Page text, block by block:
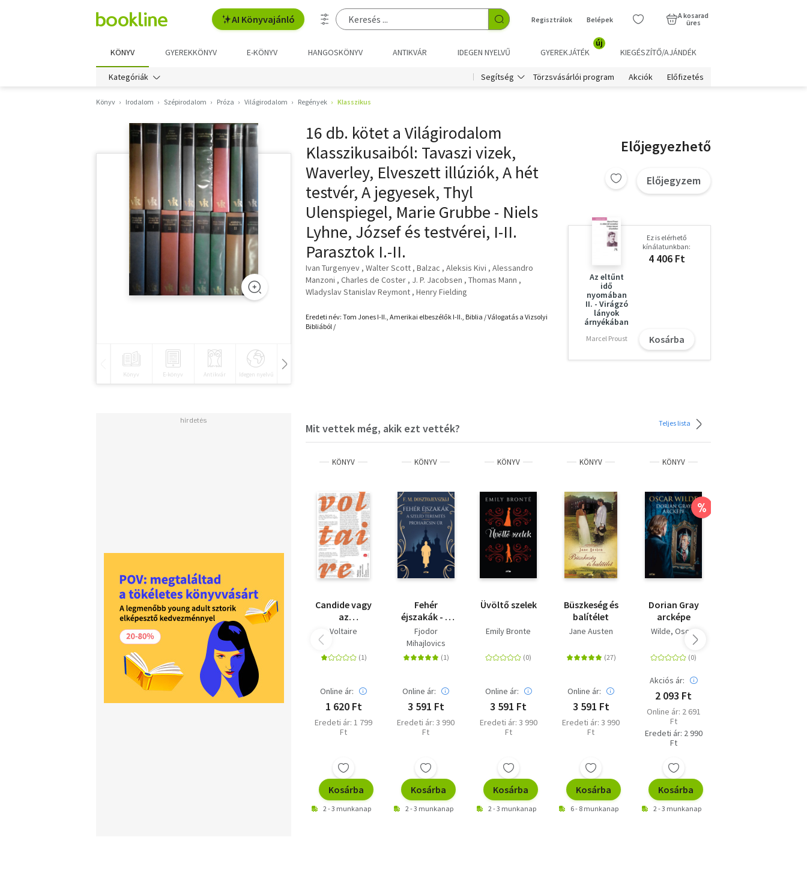
AI Könyvajánló Regisztrálok Belépek
A kosarad
üres
KÖNYV GYEREKKÖNYV E-KÖNYV HANGOSKÖNYV ANTIKVÁR IDEGEN NYELVŰ GYEREKJÁTÉK
új
KIEGÉSZÍTŐ/AJÁNDÉK
Kategóriák Segítség Törzsvásárlói program Akciók Előfizetés
Könyv Irodalom Szépirodalom Próza Világirodalom Regények Klasszikus
Könyv E-könyv Antikvár Idegen nyelvű
16 db. kötet a Világirodalom
Klasszikusaiból: Tavaszi vizek,
Waverley, Elveszett illúziók, A hét
testvér, A jegyesek, Thyl
Ulenspiegel, Marie Grubbe - Niels
Lyhne, József és testvérei, I-II.
Parasztok I.-II.
Ivan Turgenyev Walter Scott Balzac Aleksis Kivi
Alessandro
Manzoni
Charles de Coster J. P. Jacobsen
Thomas Mann
Wladyslav Stanislav Reymont Henry Fielding
Eredeti név: Tom Jones I-II., Amerikai elbeszélők I-II., Biblia / Válogatás a Vizsolyi
Bibliából /
Előjegyezhető
Előjegyzem
Az eltűnt
idő
nyomában
II. - Virágzó
lányok
árnyékában
Marcel Proust
Ez is elérhető
kínálatunkban:
4 406 Ft
Kosárba
Mit vettek még, akik ezt vették? Teljes lista
KÖNYV
Candide vagy
az
optimizmus
Voltaire
Online ár:
1 620 Ft
Eredeti ár: 1 799
Ft
Kosárba
2 - 3 munkanap
KÖNYV
Fehér
éjszakák - A
szelíd
teremtés -
Proharcsin Úr
Fjodor
Mihajlovics
Dosztojevszkij
Online ár:
3 591 Ft
Eredeti ár: 3 990
Ft
Kosárba
2 - 3 munkanap
KÖNYV
Üvöltő szelek
Emily Bronte
Online ár:
3 591 Ft
Eredeti ár: 3 990
Ft
Kosárba
2 - 3 munkanap
KÖNYV
Büszkeség és
balítélet
Jane Austen
Online ár:
3 591 Ft
Eredeti ár: 3 990
Ft
Kosárba
6 - 8 munkanap
KÖNYV
%
Dorian Gray
arcképe
Wilde, Oscar
Akciós ár:
2 093 Ft
Online ár: 2 691
Ft
Eredeti ár: 2 990
Ft
Kosárba
2 - 3 munkanap